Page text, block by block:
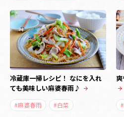
冷蔵庫一掃レシピ！ なにを入れ
ても美味しい麻婆春雨♪
#麻婆春雨 #白菜